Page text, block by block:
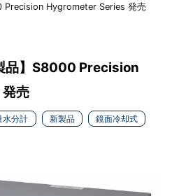
Hygrometer Series 発売
品】S8000 Precision
売
水分計 新製品
鏡面冷却式